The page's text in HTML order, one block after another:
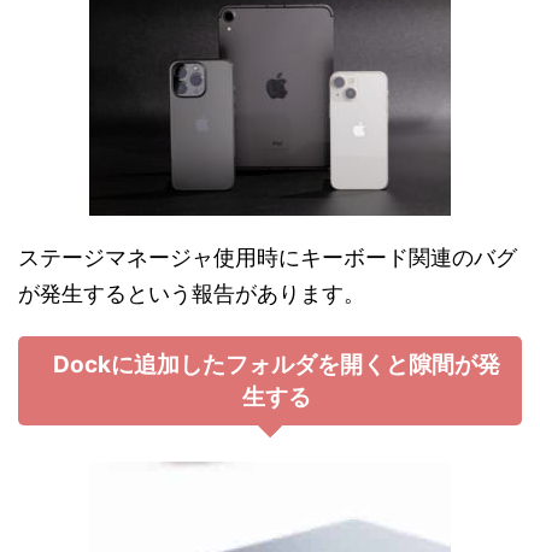
ステージマネージャ使用時にキーボード関連のバグ
が発生するという報告があります。
Dockに追加したフォルダを開くと隙間が発
生する